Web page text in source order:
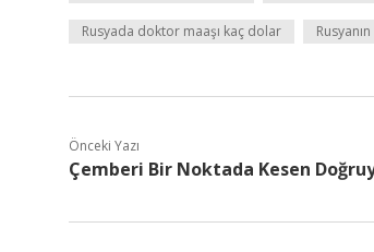
Rusyada doktor maaşı kaç dolar
Önceki Yazı
Çemberi Bir Noktada Kesen